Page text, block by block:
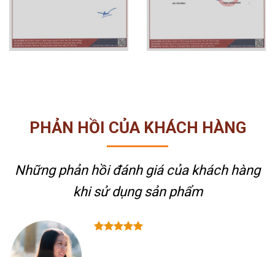
PHẢN HỒI CỦA KHÁCH HÀNG
Những phản hồi đánh giá của khách hàng
khi sử dụng sản phẩm